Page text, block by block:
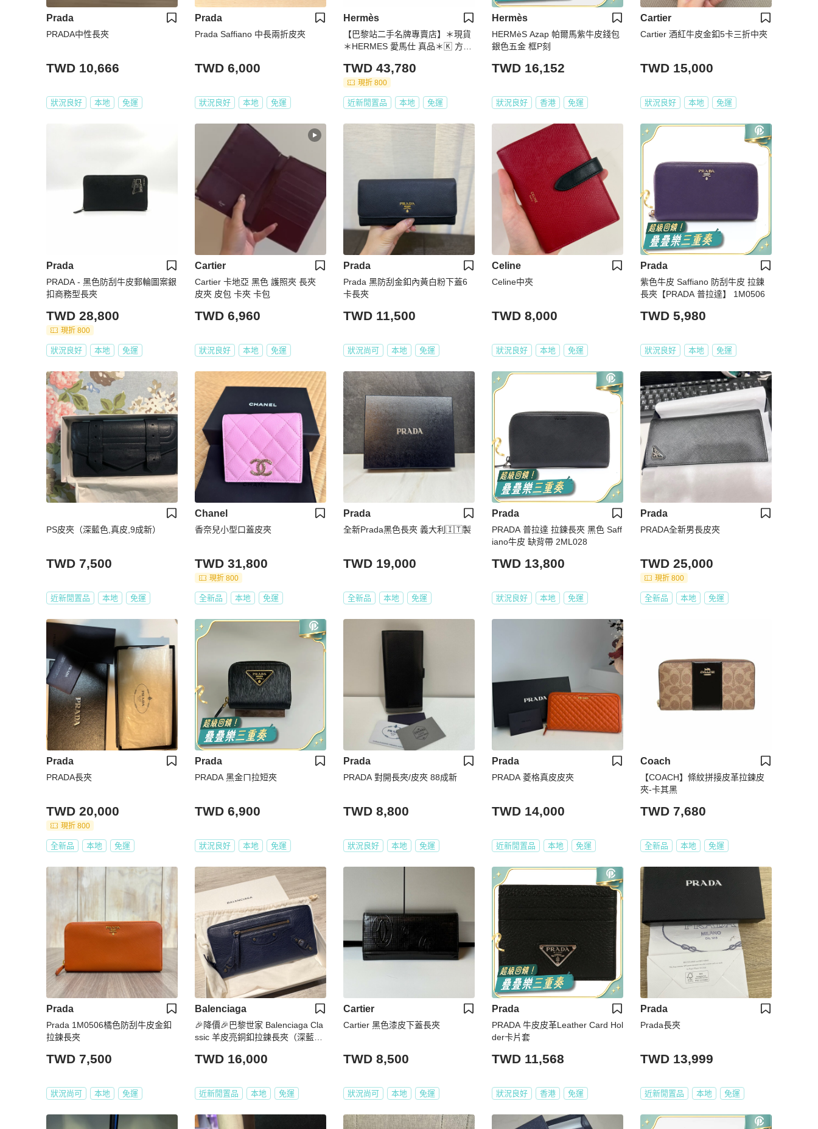
Prada
PRADA中性長夾
TWD 10,666
狀況良好 本地 免運
Prada
Prada Saffiano 中長兩折皮夾
TWD 6,000
狀況良好 本地 免運
Hermès
【巴黎站二手名牌專賣店】＊現貨
＊HERMES 愛馬仕 真品＊🄺 方框
TWD 43,780
現折 800
近新閒置品 本地 免運
Hermès
HERMèS Azap 帕爾馬紫牛皮錢包
銀色五金 框P刻
TWD 16,152
狀況良好 香港 免運
Cartier
Cartier 酒紅牛皮金釦5卡三折中夾
TWD 15,000
狀況良好 本地 免運
Prada
PRADA - 黑色防刮牛皮郵輪圖案銀
扣商務型長夾
TWD 28,800
現折 800
狀況良好 本地 免運
Cartier
Cartier 卡地亞 黑色 護照夾 長夾
皮夾 皮包 卡夾 卡包
TWD 6,960
狀況良好 本地 免運
Prada
Prada 黑防刮金釦內黃白粉下蓋6
卡長夾
TWD 11,500
狀況尚可 本地 免運
Celine
Celine中夾
TWD 8,000
狀況良好 本地 免運
Prada
紫色牛皮 Saffiano 防刮牛皮 拉鍊
長夾【PRADA 普拉達】 1M0506
TWD 5,980
狀況良好 本地 免運
PS皮夾（深藍色,真皮,9成新）
TWD 7,500
近新閒置品 本地 免運
Chanel
香奈兒小型口蓋皮夾
TWD 31,800
現折 800
全新品 本地 免運
Prada
全新Prada黑色長夾 義大利🇮🇹製
TWD 19,000
全新品 本地 免運
Prada
PRADA 普拉達 拉鍊長夾 黑色 Saff
iano牛皮 缺背帶 2ML028
TWD 13,800
狀況良好 本地 免運
Prada
PRADA全新男長皮夾
TWD 25,000
現折 800
全新品 本地 免運
Prada
PRADA長夾
TWD 20,000
現折 800
全新品 本地 免運
Prada
PRADA 黑金ㄇ拉短夾
TWD 6,900
狀況良好 本地 免運
Prada
PRADA 對開長夾/皮夾 88成新
TWD 8,800
狀況良好 本地 免運
Prada
PRADA 菱格真皮皮夾
TWD 14,000
近新閒置品 本地 免運
Coach
【COACH】條紋拼接皮革拉鍊皮
夾-卡其黑
TWD 7,680
全新品 本地 免運
Prada
Prada 1M0506橘色防刮牛皮金釦
拉鍊長夾
TWD 7,500
狀況尚可 本地 免運
Balenciaga
🎉降價🎉巴黎世家 Balenciaga Cla
ssic 羊皮亮銅釦拉鍊長夾（深藍
TWD 16,000
近新閒置品 本地 免運
Cartier
Cartier 黑色漆皮下蓋長夾
TWD 8,500
狀況尚可 本地 免運
Prada
PRADA 牛皮皮革Leather Card Hol
der卡片套
TWD 11,568
狀況良好 香港 免運
Prada
Prada長夾
TWD 13,999
近新閒置品 本地 免運